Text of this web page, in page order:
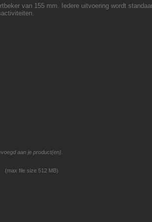
van 155 mm. Iedere uitvoering wordt
aan je product(en).
(max file size 512 MB)